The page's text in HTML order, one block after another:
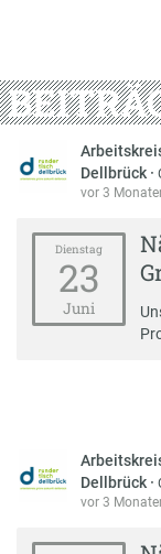
Dellbrück ·
vor 3
Dienstag
23
Juni
Dellbrück ·
vor 3